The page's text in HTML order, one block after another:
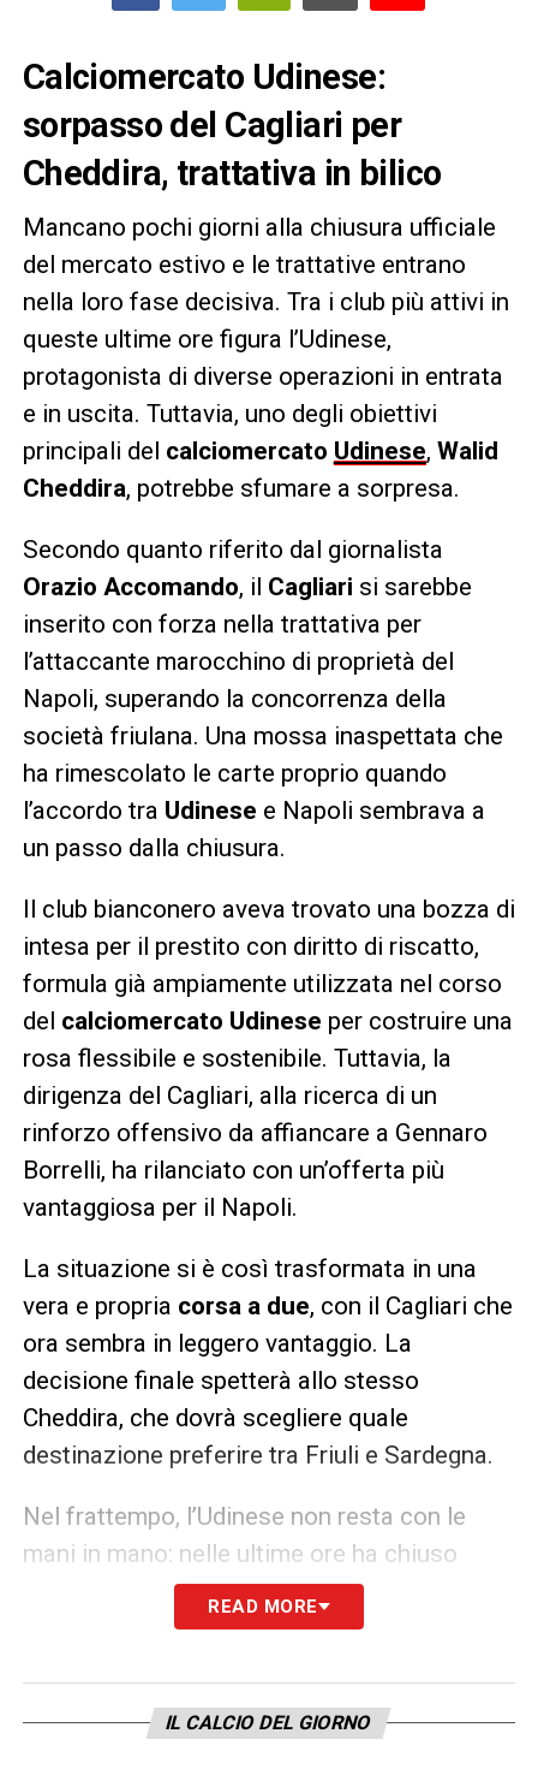
Calciomercato Udinese:
sorpasso del Cagliari per
Cheddira, trattativa in bilico
Mancano pochi giorni alla chiusura ufficiale
del mercato estivo e le trattative entrano
nella loro fase decisiva. Tra i club più attivi in
queste ultime ore figura l’Udinese,
protagonista di diverse operazioni in entrata
e in uscita. Tuttavia, uno degli obiettivi
principali del calciomercato Udinese, Walid
Cheddira, potrebbe sfumare a sorpresa.
Secondo quanto riferito dal giornalista
Orazio Accomando, il Cagliari si sarebbe
inserito con forza nella trattativa per
l’attaccante marocchino di proprietà del
Napoli, superando la concorrenza della
società friulana. Una mossa inaspettata che
ha rimescolato le carte proprio quando
l’accordo tra Udinese e Napoli sembrava a
un passo dalla chiusura.
Il club bianconero aveva trovato una bozza di
intesa per il prestito con diritto di riscatto,
formula già ampiamente utilizzata nel corso
del calciomercato Udinese per costruire una
rosa flessibile e sostenibile. Tuttavia, la
dirigenza del Cagliari, alla ricerca di un
rinforzo offensivo da affiancare a Gennaro
Borrelli, ha rilanciato con un’offerta più
vantaggiosa per il Napoli.
La situazione si è così trasformata in una
vera e propria corsa a due, con il Cagliari che
ora sembra in leggero vantaggio. La
decisione finale spetterà allo stesso
Cheddira, che dovrà scegliere quale
destinazione preferire tra Friuli e Sardegna.
Nel frattempo, l’Udinese non resta con le
mani in mano: nelle ultime ore ha chiuso
Adam Buksa, attaccante
polacco in arrivo per rinforzare il reparto
mediche e firma a breve. Un’operazione che
conferma quanto ilcalciomercato Udinese
READ MORE
IL CALCIO DEL GIORNO